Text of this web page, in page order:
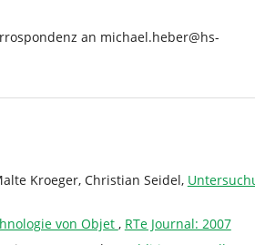
an michael.heber@hs-
Kroeger, Christian Seidel,
von Objet , RTe Journal: 2007